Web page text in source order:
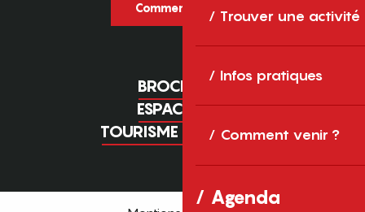
Trouver une activité
Infos pratiques
Comment venir ?
Agenda
Comment venir ?
BROCHURES
ESPACE PRO
TOURISME D'AFFAIRES